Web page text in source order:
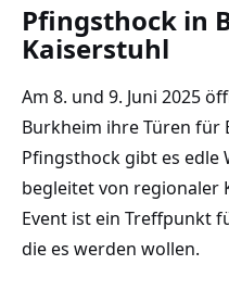
Pfingsthock in
Kaiserstuhl
Am 8. und 9. Juni 2025
Burkheim ihre Türen für
Pfingsthock gibt es edle
begleitet von regionaler
Event ist ein Treffpunkt
die es werden wollen.